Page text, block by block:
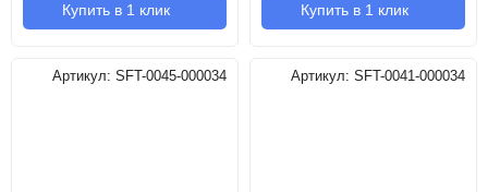
Купить в 1 клик Купить в 1 клик
Артикул: SFT-0045-000034 Артикул: SFT-0041-000034